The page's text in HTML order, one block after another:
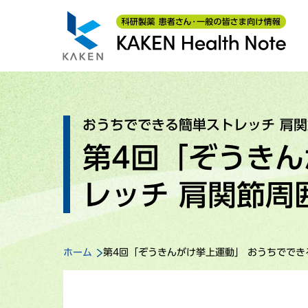
おうちでできる簡単ストレッチ 肩
第4回「ぞうき
レッチ 肩関節
ホーム 第4回「ぞうきんがけ挙上運動」 おうちでで